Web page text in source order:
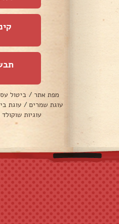
מפת אתר / ביטול
עוגת שמרים / עוגת
עוגיות